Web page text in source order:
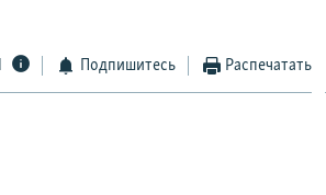
Подпишитесь Распечатать